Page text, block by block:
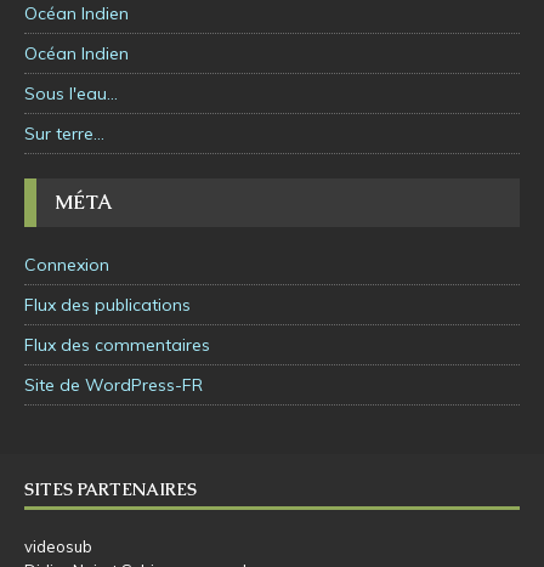
Océan Indien
Océan Indien
Sous l'eau…
Sur terre…
MÉTA
Connexion
Flux des publications
Flux des commentaires
Site de WordPress-FR
SITES PARTENAIRES
videosub